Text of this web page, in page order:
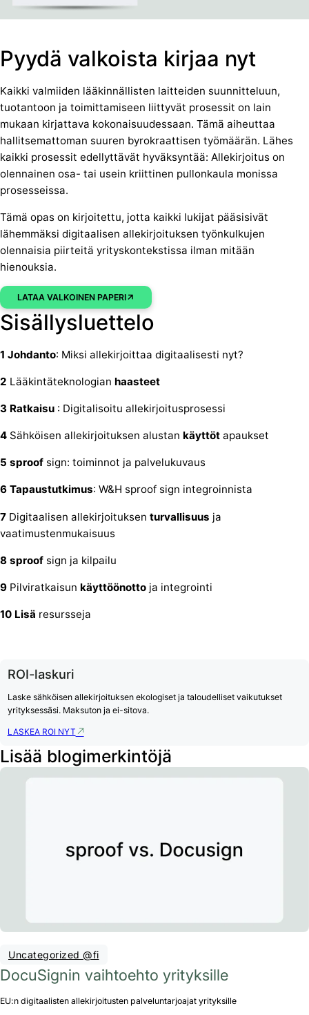
Pyydä valkoista kirjaa nyt
Kaikki valmiiden lääkinnällisten laitteiden suunnitteluun,
tuotantoon ja toimittamiseen liittyvät prosessit on lain
mukaan kirjattava kokonaisuudessaan. Tämä aiheuttaa
hallitsemattoman suuren byrokraattisen työmäärän. Lähes
kaikki prosessit edellyttävät hyväksyntää: Allekirjoitus on
olennainen osa- tai usein kriittinen pullonkaula monissa
prosesseissa.
Tämä opas on kirjoitettu, jotta kaikki lukijat pääsisivät
lähemmäksi digitaalisen allekirjoituksen työnkulkujen
olennaisia piirteitä yrityskontekstissa ilman mitään
hienouksia.
LATAA VALKOINEN PAPERI
Sisällysluettelo
1 Johdanto: Miksi allekirjoittaa digitaalisesti nyt?
2 Lääkintäteknologian haasteet
3 Ratkaisu : Digitalisoitu allekirjoitusprosessi
4 Sähköisen allekirjoituksen alustan käyttöt apaukset
5 sproof sign: toiminnot ja palvelukuvaus
6 Tapaustutkimus: W&H sproof sign integroinnista
7 Digitaalisen allekirjoituksen turvallisuus ja
vaatimustenmukaisuus
8 sproof sign ja kilpailu
9 Pilviratkaisun käyttöönotto ja integrointi
10 Lisä resursseja
ROI-laskuri
Laske sähköisen allekirjoituksen ekologiset ja taloudelliset vaikutukset
yrityksessäsi. Maksuton ja ei-sitova.
LASKEA ROI NYT
Lisää blogimerkintöjä
Uncategorized @fi
DocuSignin vaihtoehto yrityksille
EU:n digitaalisten allekirjoitusten palveluntarjoajat yrityksille